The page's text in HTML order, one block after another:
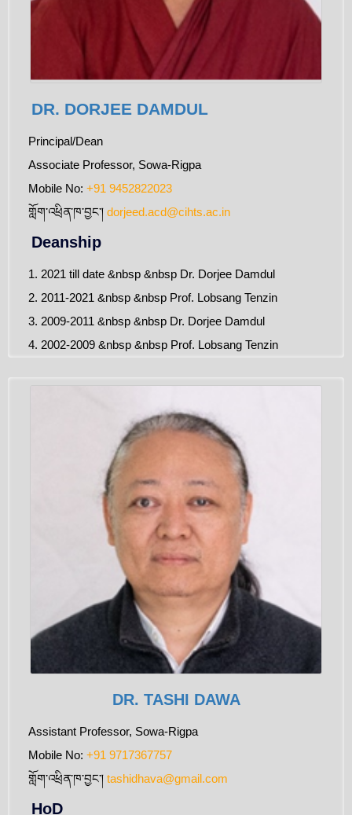
DR. DORJEE DAMDUL
Principal/Dean
Associate Professor, Sowa-Rigpa
Mobile No: +91 9452822023
གློག་འཕྲིན་ཁ་བྱང་། dorjeed.acd@cihts.ac.in
Deanship
1. 2021 till date &nbsp &nbsp Dr. Dorjee Damdul
2. 2011-2021 &nbsp &nbsp Prof. Lobsang Tenzin
3. 2009-2011 &nbsp &nbsp Dr. Dorjee Damdul
4. 2002-2009 &nbsp &nbsp Prof. Lobsang Tenzin
DR. TASHI DAWA
Assistant Professor, Sowa-Rigpa
Mobile No: +91 9717367757
གློག་འཕྲིན་ཁ་བྱང་། tashidhava@gmail.com
HoD